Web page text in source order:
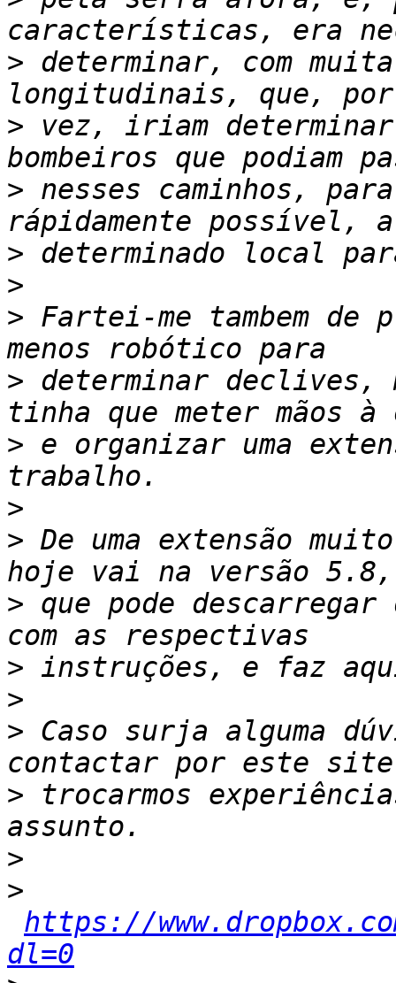
> determinar, com
> vez, iriam
> nesses caminhos,
>
>
> Fartei-me tambem de
> determinar declives,
> e organizar uma
>
> De uma extensão
> que pode
>
>
> Caso surja alguma
> trocarmos
>
>
https://
dl=0